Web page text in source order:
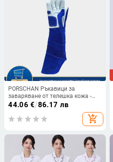
PORSCHAN Ръкавици за
заваряване от телешка кожа -
Материал: телешка кожа;
Приложение: лична защита
44.06 €/86.17 лв
add_shopping_cart